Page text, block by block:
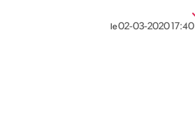
le‎02-03-202017:40